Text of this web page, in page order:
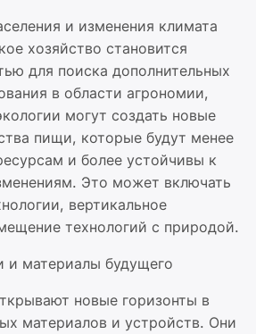
и изменения климата
хозяйство становится
для поиска дополнительных
в области агрономии,
могут создать новые
пищи, которые будут менее
и более устойчивы к
Это может включать
вертикальное
технологий с природой.
и материалы будущего
новые горизонты в
материалов и устройств. Они